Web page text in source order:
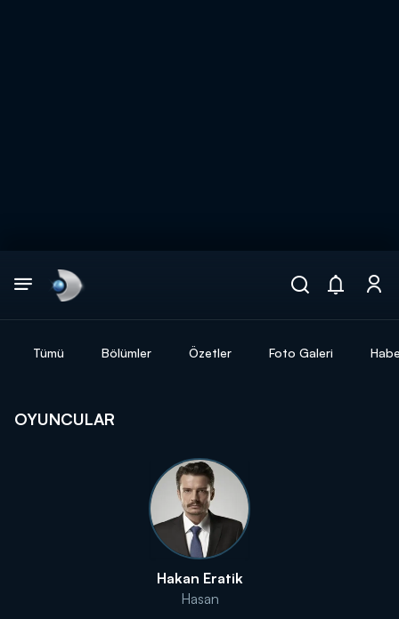
Tümü Bölümler Özetler Foto Galeri
OYUNCULAR
Hakan Eratik
Hasan